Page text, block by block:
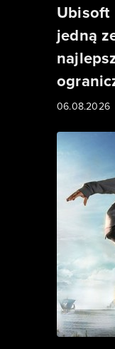
Ubisoft
jedną
06.08.2026